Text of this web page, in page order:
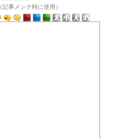
（記事メンテ時に使用）